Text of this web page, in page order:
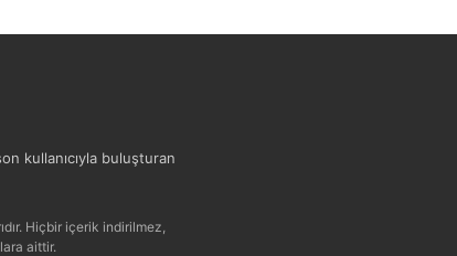
kullanıcıyla buluşturan
Hiçbir içerik indirilmez,
aittir.